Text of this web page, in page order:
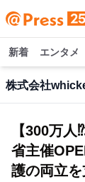
新着 エンタメ
株式会社
【300万
省主催
護の両立